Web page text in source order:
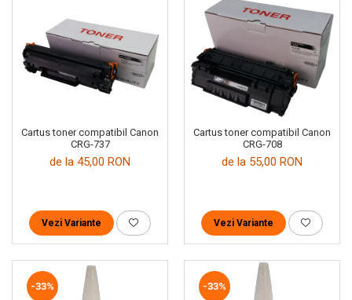
Cartus toner compatibil Canon
CRG-737
de la 45,00 RON
Vezi Variante
Cartus toner compatibil Canon
CRG-708
de la 55,00 RON
Vezi Variante
-33% -33%